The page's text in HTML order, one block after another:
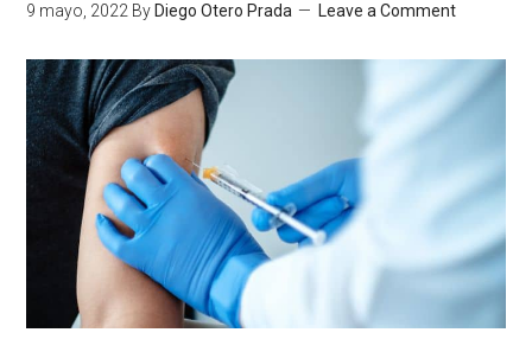
9 mayo, 2022 By Diego Otero Prada Leave a Comment